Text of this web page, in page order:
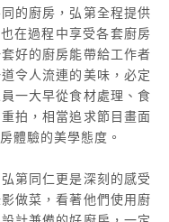
的廚房，弘第全程提供
在過程中享受各套廚房
好的廚房能帶給工作者
令人流連的美味，必定
一大早從食材處理、食
拍，相當追求節目畫面
體驗的美學態度。
第同仁更是深刻的感受
做菜，看著他們使用廚